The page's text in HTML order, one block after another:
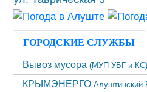
ГОРОДСКИЕ СЛУЖБЫ
Вывоз мусора (МУП УБГ и КС)
КРЫМЭНЕРГО Алуштинский